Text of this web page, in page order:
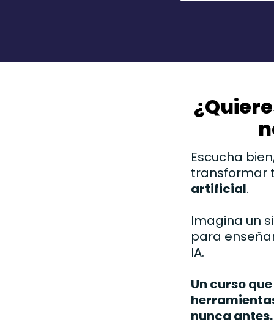
Escucha
transformar
artificial.
Imagina un
para
IA.
Un curso
nunca antes.